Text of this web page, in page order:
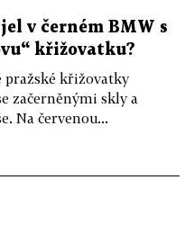
v černém BMW s
křižovatku?
pražské křižovatky
začerněnými skly a
Na červenou...